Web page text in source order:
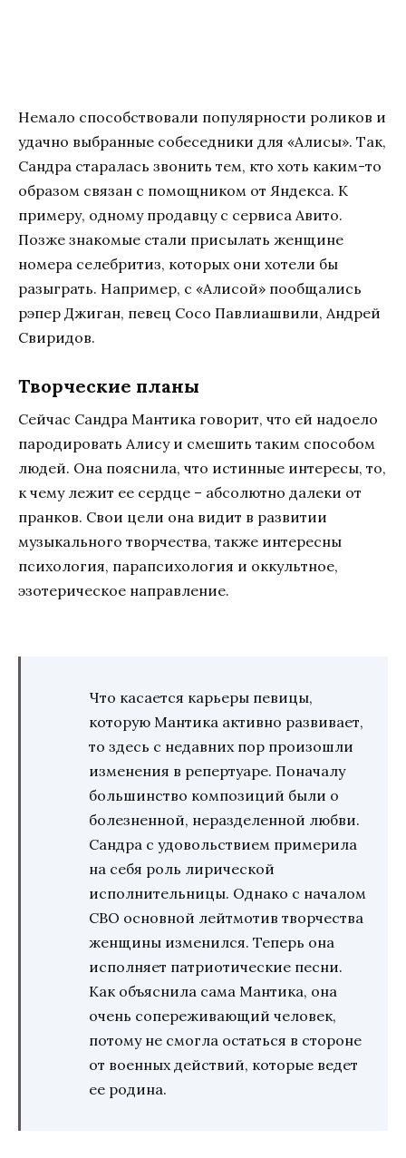
Немало способствовали популярности роликов и
удачно выбранные собеседники для «Алисы». Так,
Сандра старалась звонить тем, кто хоть каким-то
образом связан с помощником от Яндекса. К
примеру, одному продавцу с сервиса Авито.
Позже знакомые стали присылать женщине
номера селебритиз, которых они хотели бы
разыграть. Например, с «Алисой» пообщались
рэпер Джиган, певец Сосо Павлиашвили, Андрей
Свиридов.
Творческие планы
Сейчас Сандра Мантика говорит, что ей надоело
пародировать Алису и смешить таким способом
людей. Она пояснила, что истинные интересы, то,
к чему лежит ее сердце – абсолютно далеки от
пранков. Свои цели она видит в развитии
музыкального творчества, также интересны
психология, парапсихология и оккультное,
эзотерическое направление.
Что касается карьеры певицы,
которую Мантика активно развивает,
то здесь с недавних пор произошли
изменения в репертуаре. Поначалу
большинство композиций были о
болезненной, неразделенной любви.
Сандра с удовольствием примерила
на себя роль лирической
исполнительницы. Однако с началом
СВО основной лейтмотив творчества
женщины изменился. Теперь она
исполняет патриотические песни.
Как объяснила сама Мантика, она
очень сопереживающий человек,
потому не смогла остаться в стороне
от военных действий, которые ведет
ее родина.